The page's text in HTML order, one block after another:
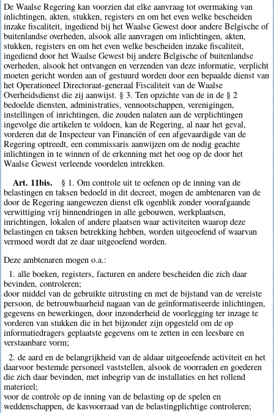
De Waalse Regering kan voorzien dat elke aanvraag tot overmaking van
inlichtingen, akten, stukken, registers en om het even welke bescheiden
inzake fiscaliteit, ingediend bij het Waalse Gewest door andere Belgische of
buitenlandse overheden, alsook alle aanvragen om inlichtingen, akten,
stukken, registers en om het even welke bescheiden inzake fiscaliteit,
ingediend door het Waalse Gewest bij andere Belgische of buitenlandse
overheden, alsook het ontvangen en verzenden van deze informatie, verplicht
moeten gericht worden aan of gestuurd worden door een bepaalde dienst van
het Operationeel Directoraat-generaal Fiscaliteit van de Waalse
Overheidsdienst die zij aanwijst. § 3. Ten opzichte van de in de § 2
bedoelde diensten, administraties, vennootschappen, verenigingen,
instellingen of inrichtingen, die zouden nalaten aan de verplichtingen
ingevolge die artikelen te voldoen, kan de Regering, al naar het geval,
vorderen dat de Inspecteur van Financiën of een afgevaardigde van de
Regering optreedt, een commissaris aanwijzen om de nodig geachte
inlichtingen in te winnen of de erkenning met het oog op de door het
Waalse Gewest verleende voordelen intrekken.
Art. 11bis.
§ 1. Om controle uit te oefenen op de inning van de
belastingen en taksen bedoeld in dit decreet, mogen de ambtenaren van de
door de Regering aangewezen dienst elk ogenblik zonder voorafgaande
verwittiging vrij binnendringen in alle gebouwen, werkplaatsen,
inrichtingen, lokalen of andere plaatsen waar activiteiten waarop deze
belastingen en taksen betrekking hebben, worden uitgeoefend of waarvan
vermoed wordt dat ze daar uitgeoefend worden.
Deze ambtenaren mogen o.a.:
1. alle boeken, registers, facturen en andere bescheiden die zich daar
bevinden, controleren;
door middel van de gebruikte uitrusting en met de bijstand van de vereiste
persoon, de betrouwbaarheid nagaan van de geïnformatiseerde inlichtingen,
gegevens en bewerkingen, door inzonderheid de voorlegging ter inzage te
vorderen van stukken die in het bijzonder zijn opgesteld om de op
informatiedragers geplaatste gegevens om te zetten in een leesbare en
verstaanbare vorm;
2. de aard en de belangrijkheid van de aldaar uitgeoefende activiteit en het
daarvoor bestemde personeel vaststellen, alsook de voorraden en goederen
die zich daar bevinden, met inbegrip van de installaties en het rollend
materieel;
voor de controle op de inning van de belasting op de spelen en
weddenschappen, de kasvoorraad van de belastingplichtige controleren;